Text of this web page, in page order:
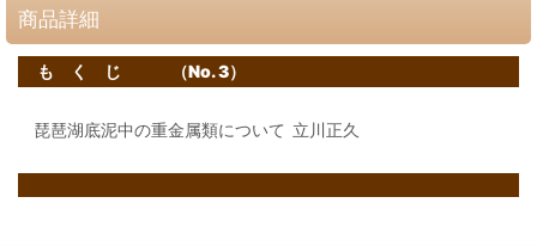
商品詳細
も く じ （No. 3）
琵琶湖底泥中の重金属類について 立川正久